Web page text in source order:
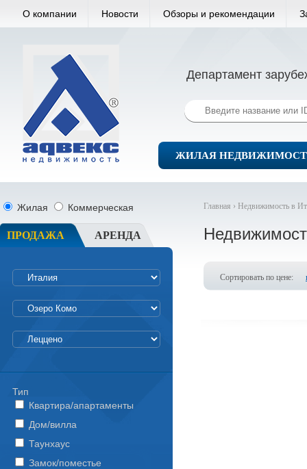
О компании Новости Обзоры и рекомендации
Департамент
ЖИЛАЯ
Главная › Недвижимость в
Сортировать по цене:
Жилая Коммерческая
ПРОДАЖА АРЕНДА
Тип
Квартира/апартаменты
Дом/вилла
Таунхаус
Замок/поместье